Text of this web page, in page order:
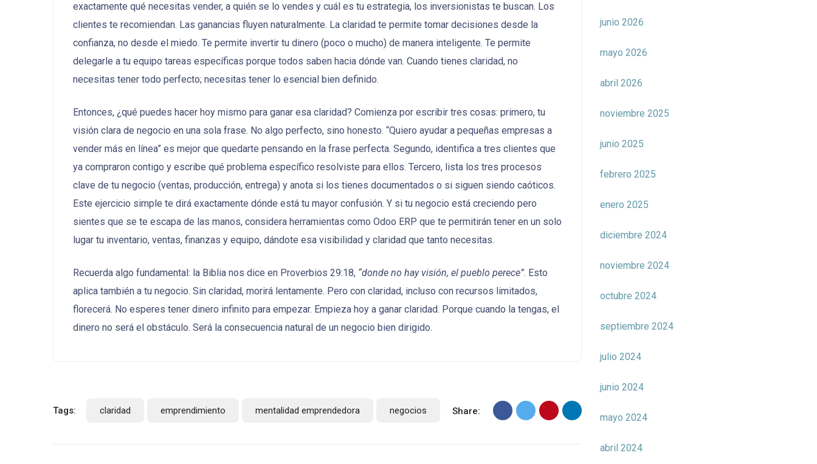
exactamente qué necesitas vender, a quién se lo vendes y cuál es tu estrategia, los inversionistas te buscan. Los
clientes te recomiendan. Las ganancias fluyen naturalmente. La claridad te permite tomar decisiones desde la
confianza, no desde el miedo. Te permite invertir tu dinero (poco o mucho) de manera inteligente. Te permite
delegarle a tu equipo tareas específicas porque todos saben hacia dónde van. Cuando tienes claridad, no
necesitas tener todo perfecto; necesitas tener lo esencial bien definido.
Entonces, ¿qué puedes hacer hoy mismo para ganar esa claridad? Comienza por escribir tres cosas: primero, tu
visión clara de negocio en una sola frase. No algo perfecto, sino honesto. “Quiero ayudar a pequeñas empresas a
vender más en línea” es mejor que quedarte pensando en la frase perfecta. Segundo, identifica a tres clientes que
ya compraron contigo y escribe qué problema específico resolviste para ellos. Tercero, lista los tres procesos
clave de tu negocio (ventas, producción, entrega) y anota si los tienes documentados o si siguen siendo caóticos.
Este ejercicio simple te dirá exactamente dónde está tu mayor confusión. Y si tu negocio está creciendo pero
sientes que se te escapa de las manos, considera herramientas como Odoo ERP que te permitirán tener en un solo
lugar tu inventario, ventas, finanzas y equipo, dándote esa visibilidad y claridad que tanto necesitas.
Recuerda algo fundamental: la Biblia nos dice en Proverbios 29:18, “donde no hay visión, el pueblo perece”. Esto
aplica también a tu negocio. Sin claridad, morirá lentamente. Pero con claridad, incluso con recursos limitados,
florecerá. No esperes tener dinero infinito para empezar. Empieza hoy a ganar claridad. Porque cuando la tengas, el
dinero no será el obstáculo. Será la consecuencia natural de un negocio bien dirigido.
Tags: claridad emprendimiento mentalidad emprendedora negocios Share:
junio 2026
mayo 2026
abril 2026
noviembre 2025
junio 2025
febrero 2025
enero 2025
diciembre 2024
noviembre 2024
octubre 2024
septiembre 2024
julio 2024
junio 2024
mayo 2024
abril 2024